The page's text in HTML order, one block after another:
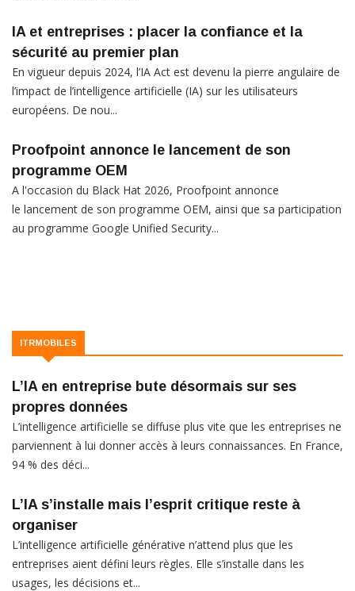
IA et entreprises : placer la confiance et la
sécurité au premier plan
En vigueur depuis 2024, l’IA Act est devenu la pierre angulaire de
l’impact de l’intelligence artificielle (IA) sur les utilisateurs
européens. De nou...
Proofpoint annonce le lancement de son
programme OEM
A l'occasion du Black Hat 2026, Proofpoint annonce
le lancement de son programme OEM, ainsi que sa participation
au programme Google Unified Security...
ITRMOBILES
L’IA en entreprise bute désormais sur ses
propres données
L’intelligence artificielle se diffuse plus vite que les entreprises ne
parviennent à lui donner accès à leurs connaissances. En France,
94 % des déci...
L’IA s’installe mais l’esprit critique reste à
organiser
L’intelligence artificielle générative n’attend plus que les
entreprises aient défini leurs règles. Elle s’installe dans les
usages, les décisions et...